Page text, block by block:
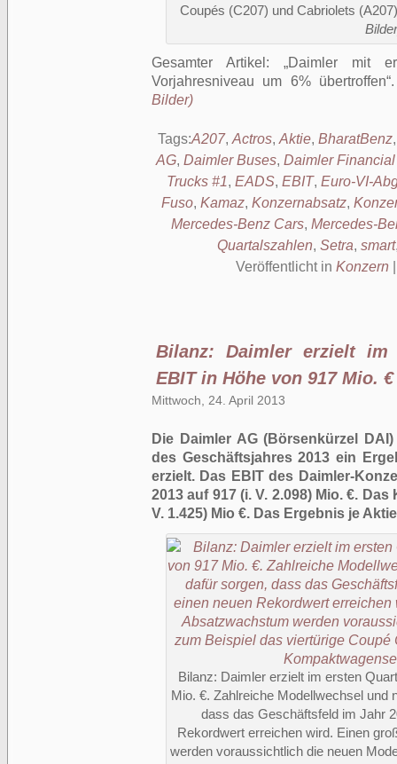
Coupés (C207) und Cabriolets
Gesamter Artikel:
Daimler mit
Vorjahresniveau um 6% übertroffen
Bilder)
Tags:A207, Actros, Aktie, BharatBenz
AG, Daimler Buses, Daimler
Trucks #1, EADS, EBIT, Euro-VI-
Fuso, Kamaz, Konzernabsatz,
Mercedes-Benz Cars, Mercedes-
Quartalszahlen, Setra, smart
Veröffentlicht in Konzern
Bilanz: Daimler erzielt
EBIT in Höhe von 917 Mio. €
Mittwoch, 24. April 2013
Die Daimler AG (Börsenkürzel
des Geschäftsjahres 2013 ein
erzielt. Das EBIT des Daimler-
2013 auf 917 (i. V. 2.098) Mio. €.
V. 1.425) Mio €. Das Ergebnis je
Bilanz: Daimler erzielt im ersten
Mio. €. Zahlreiche Modellwechsel und
dass das Geschäftsfeld im Jahr
Rekordwert erreichen wird. Einen
werden voraussichtlich die neuen